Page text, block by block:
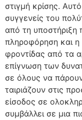
στιγμή κρίσης.
συγγενείς του
από τη υποστήριξη
πληροφόρηση και η
φροντίδας από τα
επίγνωση των
σε όλους να
ταιριάζουν στις
είσοδος σε
συμβάλλει σε μια